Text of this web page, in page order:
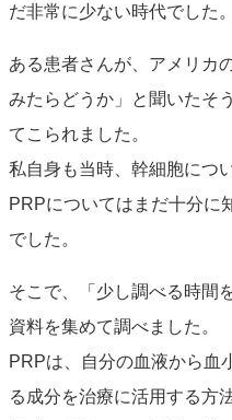
だ非常に少ない時代でした。
ある患者さんが、アメリカ
みたらどうか」と聞いたそ
てこられました。
私自身も当時、幹細胞につ
PRPについてはまだ十分に
でした。
そこで、「少し調べる時間
資料を集めて調べました。
PRPは、自分の血液から血
る成分を治療に活用する方